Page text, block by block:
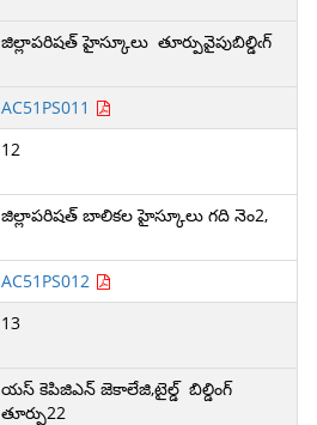
జిల్లాపరిషత్ హైస్కూలు తూర్పువైపుబిల్డిఁగ్
AC51PS011
12
జిల్లాపరిషత్ బాలికల హైస్కూలు గది నెం2,
AC51PS012
13
యస్ కెపిజిఎన్ జెకాలేజి,టైల్డ్ బిల్డింగ్
తూర్పు22